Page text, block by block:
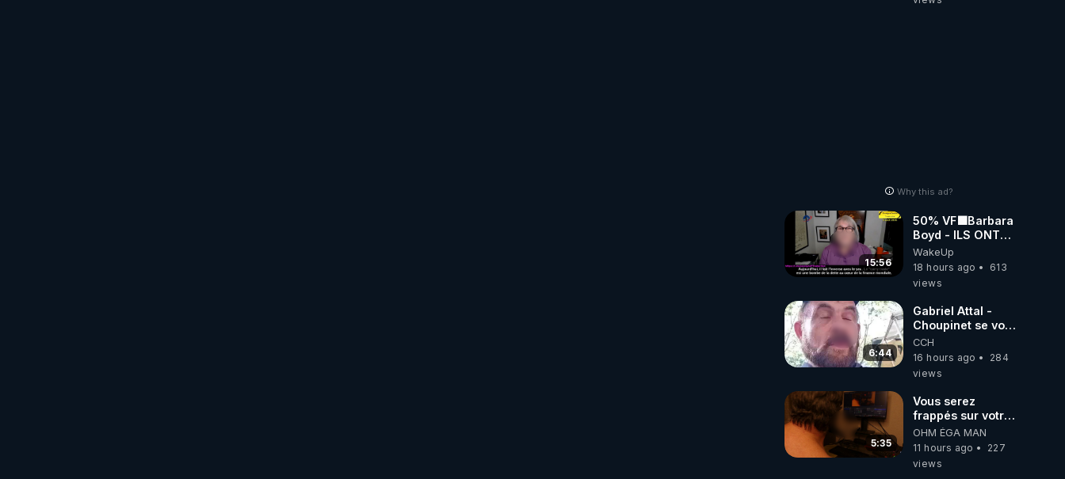
Why this ad?
15:56
50% VF🟩Barbara
Boyd - ILS ONT
MENTI SUR TOUT
-Jocelyne
Traduction
WakeUp
18 hours ago
613
views
6:44
Gabriel Attal -
Choupinet se voit
en haut de
l'affiche
CCH
16 hours ago
284
views
5:35
Vous serez
frappés sur votre
sol européens par
la faute des
dirigeants qui
OHM ÉGA MAN
11 hours ago
227
views